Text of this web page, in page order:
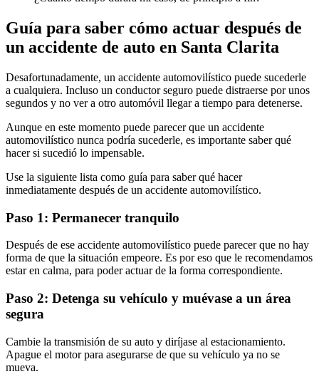
Guía para saber cómo actuar después de
un accidente de auto en Santa Clarita
Desafortunadamente, un accidente automovilístico puede sucederle
a cualquiera. Incluso un conductor seguro puede distraerse por unos
segundos y no ver a otro automóvil llegar a tiempo para detenerse.
Aunque en este momento puede parecer que un accidente
automovilístico nunca podría sucederle, es importante saber qué
hacer si sucedió lo impensable.
Use la siguiente lista como guía para saber qué hacer
inmediatamente después de un accidente automovilístico.
Paso 1: Permanecer tranquilo
Después de ese accidente automovilístico puede parecer que no hay
forma de que la situación empeore. Es por eso que le recomendamos
estar en calma, para poder actuar de la forma correspondiente.
Paso 2: Detenga su vehículo y muévase a un área
segura
Cambie la transmisión de su auto y diríjase al estacionamiento.
Apague el motor para asegurarse de que su vehículo ya no se
mueva.